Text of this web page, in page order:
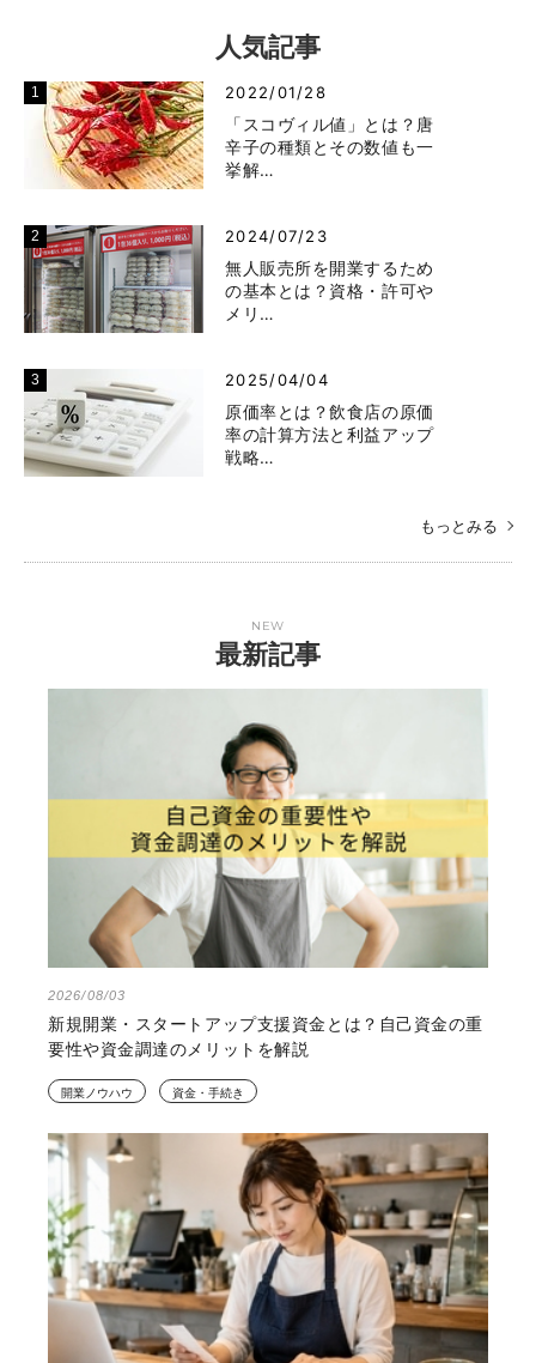
人気記事
2022/01/28
「スコヴィル値」とは？唐
辛子の種類とその数値も一
挙解…
2024/07/23
無人販売所を開業するため
の基本とは？資格・許可や
メリ…
2025/04/04
原価率とは？飲食店の原価
率の計算方法と利益アップ
戦略…
もっとみる
NEW
最新記事
2026/08/03
新規開業・スタートアップ支援資金とは？自己資金の重
要性や資金調達のメリットを解説
開業ノウハウ 資金・手続き